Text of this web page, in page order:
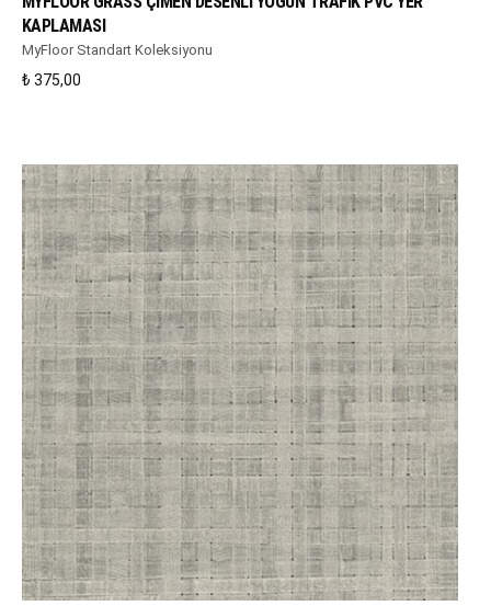
KAPLAMASI
MyFloor Standart Koleksiyonu
₺ 375,00